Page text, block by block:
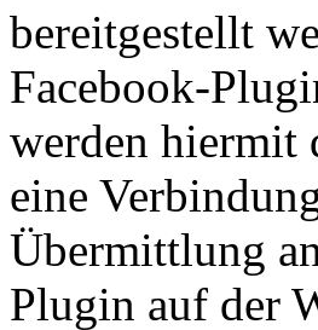
bereitgestellt
Facebook-
werden hiermit
eine
Übermittlung
Plugin auf der